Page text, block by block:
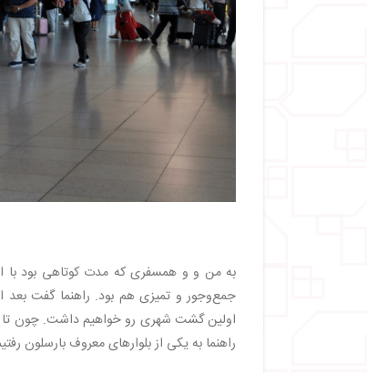
به من و و همسفری که مدت کوتاهی بود با
اولین گشت شهری رو خواهیم داشت. چون تا
راهنما به یکی از بلوارهای معروف بارسلون